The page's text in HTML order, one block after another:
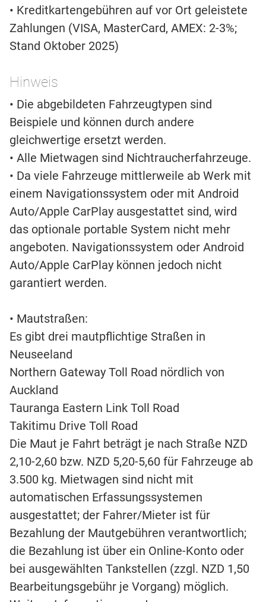
• Kreditkartengebühren auf vor Ort geleistete
Zahlungen (VISA, MasterCard, AMEX: 2-3%;
Stand Oktober 2025)
Hinweis
• Die abgebildeten Fahrzeugtypen sind
Beispiele und können durch andere
gleichwertige ersetzt werden.
• Alle Mietwagen sind Nichtraucherfahrzeuge.
• Da viele Fahrzeuge mittlerweile ab Werk mit
einem Navigationssystem oder mit Android
Auto/Apple CarPlay ausgestattet sind, wird
das optionale portable System nicht mehr
angeboten. Navigationssystem oder Android
Auto/Apple CarPlay können jedoch nicht
garantiert werden.
• Mautstraßen:
Es gibt drei mautpflichtige Straßen in
Neuseeland
Northern Gateway Toll Road nördlich von
Auckland
Tauranga Eastern Link Toll Road
Takitimu Drive Toll Road
Die Maut je Fahrt beträgt je nach Straße NZD
2,10-2,60 bzw. NZD 5,20-5,60 für Fahrzeuge ab
3.500 kg. Mietwagen sind nicht mit
automatischen Erfassungssystemen
ausgestattet; der Fahrer/Mieter ist für
Bezahlung der Mautgebühren verantwortlich;
die Bezahlung ist über ein Online-Konto oder
bei ausgewählten Tankstellen (zzgl. NZD 1,50
Bearbeitungsgebühr je Vorgang) möglich.